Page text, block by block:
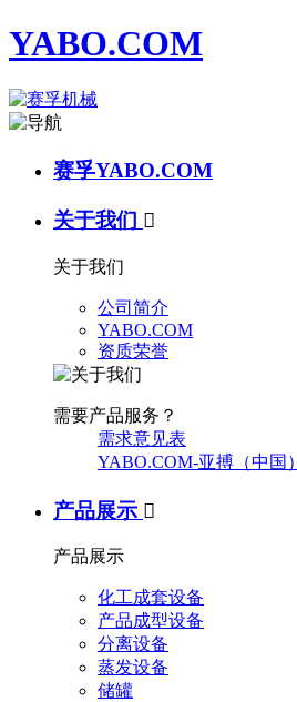
YABO.COM
赛孚YABO.COM
关于我们 
关于我们
公司简介
YABO.COM
资质荣誉
需要产品服务？
需求意见表
YABO.COM-亚搏（中国）
产品展示 
产品展示
化工成套设备
产品成型设备
分离设备
蒸发设备
储罐